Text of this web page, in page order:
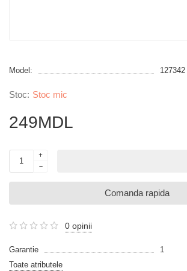
Model: 127342
Stoc mic
249MDL
Comanda rapida
0 opinii
Garantie
1
Toate atributele